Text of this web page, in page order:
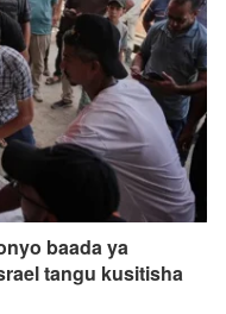
baada ya
tangu kusitisha